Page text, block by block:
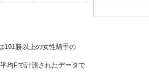
101勝以上の女性騎手の
均Fで計測されたデータで